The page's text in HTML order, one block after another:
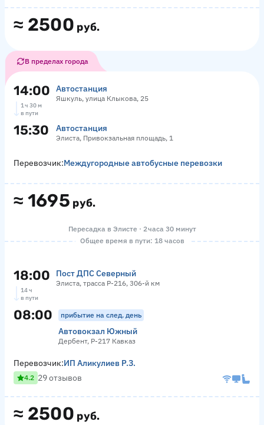
≈ 2500 руб.
В пределах города
14:00 Автостанция
Яшкуль, улица Клыкова, 25
1 ч 30 м
в пути
15:30 Автостанция
Элиста, Привокзальная площадь, 1
≈ 1695 руб.
Перевозчик:Междугородные автобусные перевозки
Пересадка в Элисте · 2 часа 30 минут
Общее время в пути: 18 часов
18:00 Пост ДПС Северный
Элиста, трасса Р-216, 306-й км
14 ч
в пути
08:00 прибытие на след. день
Автовокзал Южный
Дербент, Р-217 Кавказ
≈ 2500 руб.
Перевозчик:ИП Аликулиев Р.З.
4.2 29 отзывов